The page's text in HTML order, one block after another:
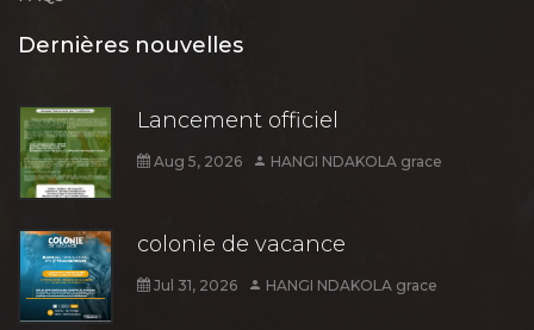
Dernières nouvelles
Lancement officiel
Aug 5, 2026 HANGI NDAKOLA grace
colonie de vacance
Jul 31, 2026 HANGI NDAKOLA grace